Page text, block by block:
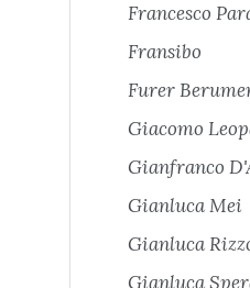
Francesco
Fransibo
Furer
Giacomo
Gianfranco
Gianluca Mei
Gianluca
Gianluca